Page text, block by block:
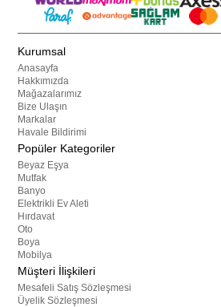
Kurumsal
Anasayfa
Hakkımızda
Mağazalarımız
Bize Ulaşın
Markalar
Havale Bildirimi
Popüler Kategoriler
Beyaz Eşya
Mutfak
Banyo
Elektrikli Ev Aleti
Hırdavat
Oto
Boya
Mobilya
Müşteri İlişkileri
Mesafeli Satış Sözleşmesi
Üyelik Sözleşmesi